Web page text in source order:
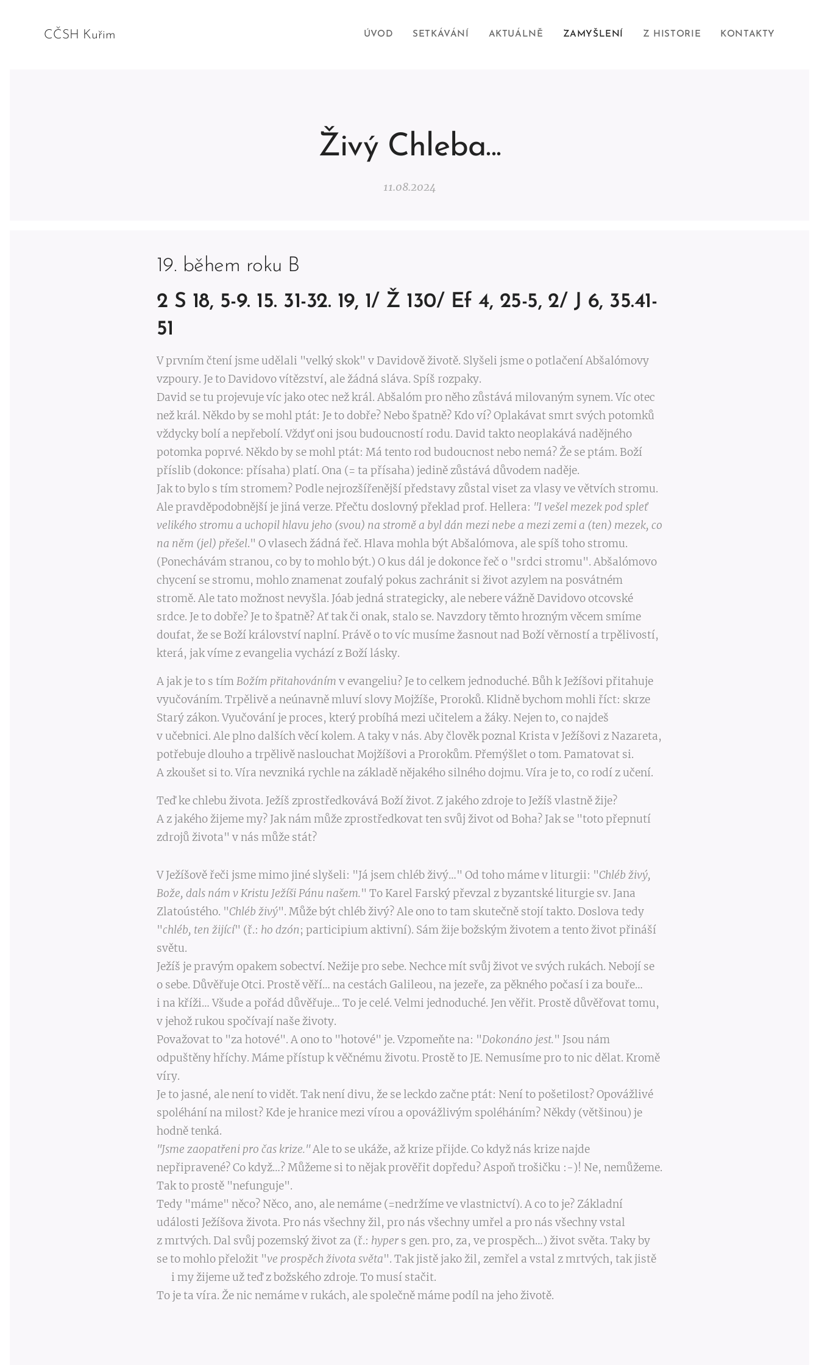
CČSH Kuřim ÚVOD SETKÁVÁNÍ AKTUÁLNĚ ZAMYŠLENÍ Z HISTORIE KONTAKTY
Živý Chleba...
11.08.2024
19. během roku B
2 S 18, 5-9. 15. 31-32. 19, 1/ Ž 130/ Ef 4, 25-5, 2/ J 6, 35.41-
51
V prvním čtení jsme udělali "velký skok" v Davidově životě. Slyšeli jsme o potlačení Abšalómovy
vzpoury. Je to Davidovo vítězství, ale žádná sláva. Spíš rozpaky.
David se tu projevuje víc jako otec než král. Abšalóm pro něho zůstává milovaným synem. Víc otec
než král. Někdo by se mohl ptát: Je to dobře? Nebo špatně? Kdo ví? Oplakávat smrt svých potomků
vždycky bolí a nepřebolí. Vždyť oni jsou budoucností rodu. David takto neoplakává nadějného
potomka poprvé. Někdo by se mohl ptát: Má tento rod budoucnost nebo nemá? Že se ptám. Boží
příslib (dokonce: přísaha) platí. Ona (= ta přísaha) jedině zůstává důvodem naděje.
Jak to bylo s tím stromem? Podle nejrozšířenější představy zůstal viset za vlasy ve větvích stromu.
Ale pravděpodobnější je jiná verze. Přečtu doslovný překlad prof. Hellera: "I vešel mezek pod spleť
velikého stromu a uchopil hlavu jeho (svou) na stromě a byl dán mezi nebe a mezi zemi a (ten) mezek, co
na něm (jel) přešel." O vlasech žádná řeč. Hlava mohla být Abšalómova, ale spíš toho stromu.
(Ponechávám stranou, co by to mohlo být.) O kus dál je dokonce řeč o "srdci stromu". Abšalómovo
chycení se stromu, mohlo znamenat zoufalý pokus zachránit si život azylem na posvátném
stromě. Ale tato možnost nevyšla. Jóab jedná strategicky, ale nebere vážně Davidovo otcovské
srdce. Je to dobře? Je to špatně? Ať tak či onak, stalo se. Navzdory těmto hrozným věcem smíme
doufat, že se Boží království naplní. Právě o to víc musíme žasnout nad Boží věrností a trpělivostí,
která, jak víme z evangelia vychází z Boží lásky.
A jak je to s tímBožím přitahováním v evangeliu? Je to celkem jednoduché. Bůh k Ježíšovi přitahuje
vyučováním. Trpělivě a neúnavně mluví slovy Mojžíše, Proroků. Klidně bychom mohli říct: skrze
Starý zákon. Vyučování je proces, který probíhá mezi učitelem a žáky. Nejen to, co najdeš
v učebnici. Ale plno dalších věcí kolem. A taky v nás. Aby člověk poznal Krista v Ježíšovi z Nazareta,
potřebuje dlouho a trpělivě naslouchat Mojžíšovi a Prorokům. Přemýšlet o tom. Pamatovat si.
A zkoušet si to. Víra nevzniká rychle na základě nějakého silného dojmu. Víra je to, co rodí z učení.
Teď ke chlebu života. Ježíš zprostředkovává Boží život. Z jakého zdroje to Ježíš vlastně žije?
A z jakého žijeme my? Jak nám může zprostředkovat ten svůj život od Boha? Jak se "toto přepnutí
zdrojů života" v nás může stát?
V Ježíšově řeči jsme mimo jiné slyšeli: "Já jsem chléb živý…" Od toho máme v liturgii: "Chléb živý,
Bože, dals nám v Kristu Ježíši Pánu našem." To Karel Farský převzal z byzantské liturgie sv. Jana
Zlatoústého. "Chléb živý". Může být chléb živý? Ale ono to tam skutečně stojí takto. Doslova tedy
"chléb, ten žijící" (ř.: ho dzón; participium aktivní). Sám žije božským životem a tento život přináší
světu.
Ježíš je pravým opakem sobectví. Nežije pro sebe. Nechce mít svůj život ve svých rukách. Nebojí se
o sebe. Důvěřuje Otci. Prostě věří… na cestách Galileou, na jezeře, za pěkného počasí i za bouře…
i na kříži… Všude a pořád důvěřuje… To je celé. Velmi jednoduché. Jen věřit. Prostě důvěřovat tomu,
v jehož rukou spočívají naše životy.
Považovat to "za hotové". A ono to "hotové" je. Vzpomeňte na: "Dokonáno jest." Jsou nám
odpuštěny hříchy. Máme přístup k věčnému životu. Prostě to JE. Nemusíme pro to nic dělat. Kromě
víry.
Je to jasné, ale není to vidět. Tak není divu, že se leckdo začne ptát: Není to pošetilost? Opovážlivé
spoléhání na milost? Kde je hranice mezi vírou a opovážlivým spoléháním? Někdy (většinou) je
hodně tenká.
"Jsme zaopatřeni pro čas krize."Ale to se ukáže, až krize přijde. Co když nás krize najde
nepřipravené? Co když…? Můžeme si to nějak prověřit dopředu? Aspoň trošičku :-)! Ne, nemůžeme.
Tak to prostě "nefunguje".
Tedy "máme" něco? Něco, ano, ale nemáme (=nedržíme ve vlastnictví). A co to je? Základní
události Ježíšova života. Pro nás všechny žil, pro nás všechny umřel a pro nás všechny vstal
z mrtvých. Dal svůj pozemský život za (ř.: hyper s gen. pro, za, ve prospěch…) život světa. Taky by
se to mohlo přeložit "ve prospěch života světa". Tak jistě jako žil, zemřel a vstal z mrtvých, tak jistě
i my žijeme už teď z božského zdroje. To musí stačit.
To je ta víra. Že nic nemáme v rukách, ale společně máme podíl na jeho životě.